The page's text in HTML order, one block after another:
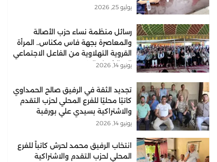
يوليو 25, 2026
رسائل منظمة نساء حزب الأصالة
والمعاصرة بجهة فاس مكناس.. المرأة
القروية التهلاوية من الفاعل الاجتماعي
إلى الشريك التنموي..
يونيو 14, 2026
تجديد الثقة في الرفيق صالح الحمداوي
كاتبًا محليًا للفرع المحلي لحزب التقدم
والاشتراكية بسيدي علي بورقبة
يونيو 14, 2026
انتخاب الرفيق محمد لحرش كاتباً للفرع
المحلي لحزب التقدم والاشتراكية